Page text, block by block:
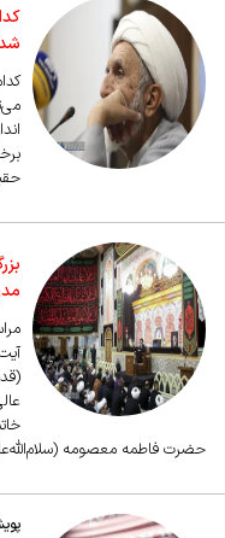
حضرت فاطمه معصومه
پویش